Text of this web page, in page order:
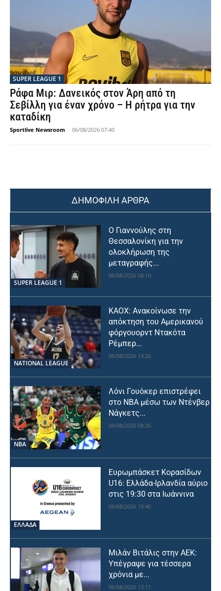
SUPER LEAGUE 1
Ράφα Μιρ: Δανεικός στον Άρη από τη
Σεβίλλη για έναν χρόνο – Η ρήτρα για την
καταδίκη
Sportlive Newsroom - 06/08/2026 07:40
ΔΗΜΟΦΙΛΗ ΑΡΘΡΑ
SUPER LEAGUE 1
Ο Γιαννούλης στη
Θεσσαλονίκη για την
ολοκλήρωση της
μεταγραφής...
06/08/2026 08:10
NATIONAL LEAGUE
ΚΑΟΧ: Ανακοίνωσε την
απόκτηση του Αμερικανού
φόργουορντ Ντακότα
Ρέμπερ...
06/08/2026 14:26
NBA
Λόνι Γουόκερ επιστρέφει
στο NBA μέσω των Ντένβερ
Νάγκετς...
06/08/2026 08:26
ΕΛΛΑΔΑ
Ευρωμπάσκετ Κορασίδων
U16: Ελλάδα-Ιρλανδία αύριο
στις 19:30 στα Ιωάννινα
06/08/2026 10:40
Μιλάν Βιτάλις στην ΑΕΚ:
Υπέγραψε για τέσσερα
χρόνια με...
06/08/2026 13:11